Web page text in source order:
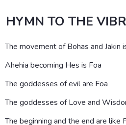
HYMN TO THE
The movement of Bohas and Jakin
Ahehia becoming Hes is Foa
The goddesses of evil are Foa
The goddesses of Love and
The beginning and the end are like